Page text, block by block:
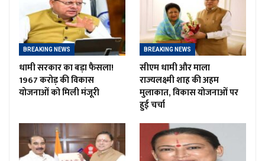
BREAKING NEWS
धामी सरकार का बड़ा फैसला!
1967 करोड़ की विकास
योजनाओं को मिली मंजूरी
BREAKING NEWS
सीएम धामी और माला
राज्यलक्ष्मी शाह की अहम
मुलाकात, विकास योजनाओं पर
हुई चर्चा